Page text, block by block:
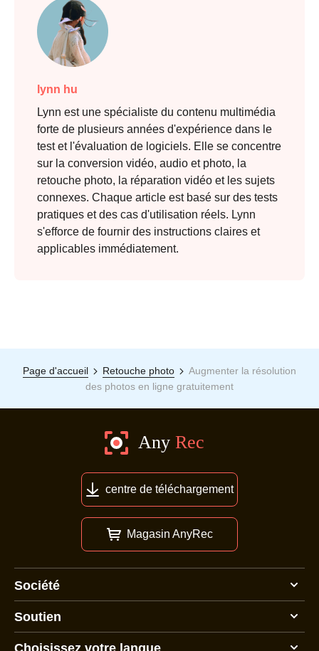
lynn hu
Lynn est une spécialiste du contenu multimédia
forte de plusieurs années d'expérience dans le
test et l'évaluation de logiciels. Elle se concentre
sur la conversion vidéo, audio et photo, la
retouche photo, la réparation vidéo et les sujets
connexes. Chaque article est basé sur des tests
pratiques et des cas d'utilisation réels. Lynn
s'efforce de fournir des instructions claires et
applicables immédiatement.
Page d'accueil Retouche photo
Augmenter la résolution
des photos en ligne gratuitement
centre de téléchargement
Magasin AnyRec
Société
Soutien